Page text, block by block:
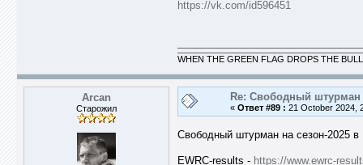
https://vk.com/id596451
WHEN THE GREEN FLAG DROPS THE
Arcan
Старожил
Re: Свободный штурман
« Ответ #89 : 21 October 2024,
Свободный штурман на cезон-2025
EWRC-results - https://www.ewrc-